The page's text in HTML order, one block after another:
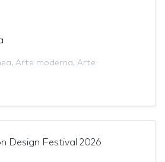
, Arte moderna, Arte